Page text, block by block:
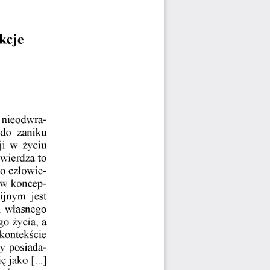
nieodwra­
zaniku
w  życiu
to
człowie­
w koncep­
jest
życia, a
posiada­
jako  [...]